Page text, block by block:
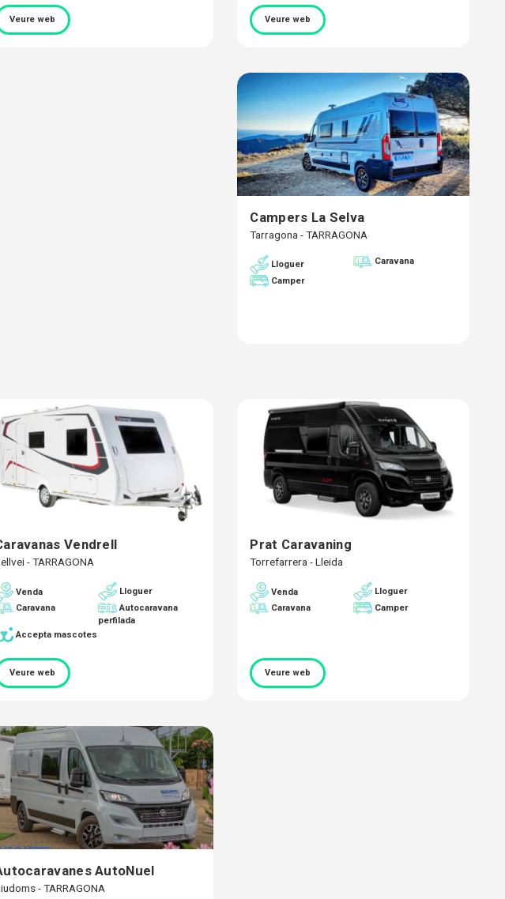
Veure web Veure web
Campers La Selva
Tarragona - TARRAGONA
Lloguer
Caravana
Camper
Vendrell
- TARRAGONA
Venda
Lloguer
Caravana
Autocaravana
perfilada
Accepta mascotes
Veure web
Prat Caravaning
Torrefarrera - Lleida
Venda
Lloguer
Caravana
Camper
Veure web
AutoNuel
- TARRAGONA